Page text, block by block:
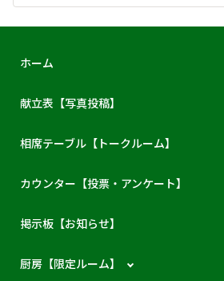
ホーム
献立表【写真投稿】
相席テーブル【トークルーム】
カウンター【投票・アンケート】
掲示板【お知らせ】
厨房【限定ルーム】